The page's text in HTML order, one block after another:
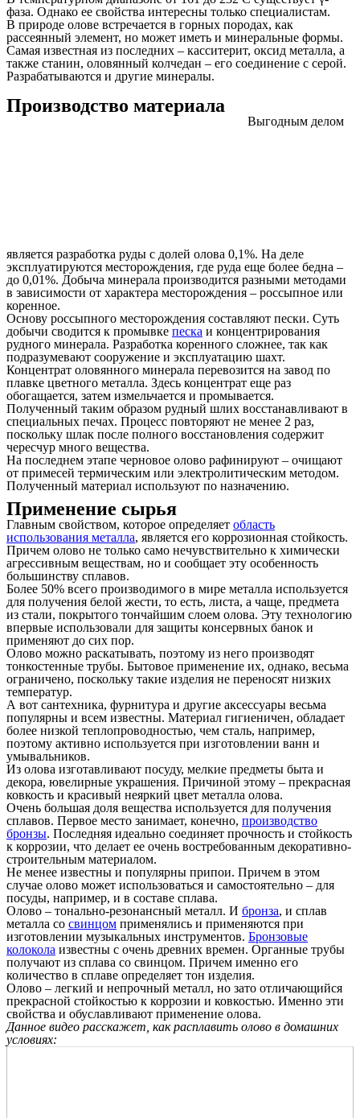
фаза. Однако ее свойства интересны только специалистам.
В природе олове встречается в горных породах, как
рассеянный элемент, но может иметь и минеральные формы.
Самая известная из последних – касситерит, оксид металла, а
также станин, оловянный колчедан – его соединение с серой.
Разрабатываются и другие минералы.
Производство материала
Выгодным делом
является разработка руды с долей олова 0,1%. На деле
эксплуатируются месторождения, где руда еще более бедна –
до 0,01%. Добыча минерала производится разными методами
в зависимости от характера месторождения – россыпное или
коренное.
Основу россыпного месторождения составляют пески. Суть
добычи сводится к промывке песка и концентрирования
рудного минерала. Разработка коренного сложнее, так как
подразумевают сооружение и эксплуатацию шахт.
Концентрат оловянного минерала перевозится на завод по
плавке цветного металла. Здесь концентрат еще раз
обогащается, затем измельчается и промывается.
Полученный таким образом рудный шлих восстанавливают в
специальных печах. Процесс повторяют не менее 2 раз,
поскольку шлак после полного восстановления содержит
чересчур много вещества.
На последнем этапе черновое олово рафинируют – очищают
от примесей термическим или электролитическим методом.
Полученный материал используют по назначению.
Применение сырья
Главным свойством, которое определяет область
использования металла, является его коррозионная стойкость.
Причем олово не только само нечувствительно к химически
агрессивным веществам, но и сообщает эту особенность
большинству сплавов.
Более 50% всего производимого в мире металла используется
для получения белой жести, то есть, листа, а чаще, предмета
из стали, покрытого тончайшим слоем олова. Эту технологию
впервые использовали для защиты консервных банок и
применяют до сих пор.
Олово можно раскатывать, поэтому из него производят
тонкостенные трубы. Бытовое применение их, однако, весьма
ограничено, поскольку такие изделия не переносят низких
температур.
А вот сантехника, фурнитура и другие аксессуары весьма
популярны и всем известны. Материал гигиеничен, обладает
более низкой теплопроводностью, чем сталь, например,
поэтому активно используется при изготовлении ванн и
умывальников.
Из олова изготавливают посуду, мелкие предметы быта и
декора, ювелирные украшения. Причиной этому – прекрасная
ковкость и красивый неяркий цвет металла олова.
Очень большая доля вещества используется для получения
сплавов. Первое место занимает, конечно, производство
бронзы. Последняя идеально соединяет прочность и стойкость
к коррозии, что делает ее очень востребованным декоративно-
строительным материалом.
Не менее известны и популярны припои. Причем в этом
случае олово может использоваться и самостоятельно – для
посуды, например, и в составе сплава.
Олово – тонально-резонансный металл. И бронза, и сплав
металла со свинцом применялись и применяются при
изготовлении музыкальных инструментов. Бронзовые
колокола известны с очень древних времен. Органные трубы
получают из сплава со свинцом. Причем именно его
количество в сплаве определяет тон изделия.
Олово – легкий и непрочный металл, но зато отличающийся
прекрасной стойкостью к коррозии и ковкостью. Именно эти
свойства и обуславливают применение олова.
Данное видео расскажет, как расплавить олово в домашних
условиях: